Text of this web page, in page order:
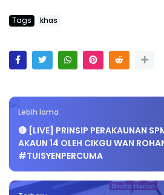
Tags khas
Lebih lama
🔴 [LIVE] PRINSIP PERAKAUNAN
AKAUN 14 OLEH CIKGU WAN
#TUISYENPERCUMA